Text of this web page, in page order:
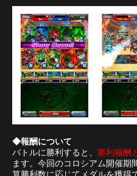
◆報酬について
バトルに勝利すると、 勝利報酬
ます。今回のコロシアム開催期